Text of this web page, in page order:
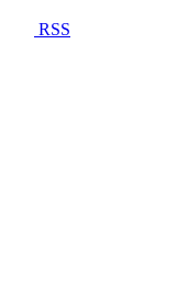
RSS